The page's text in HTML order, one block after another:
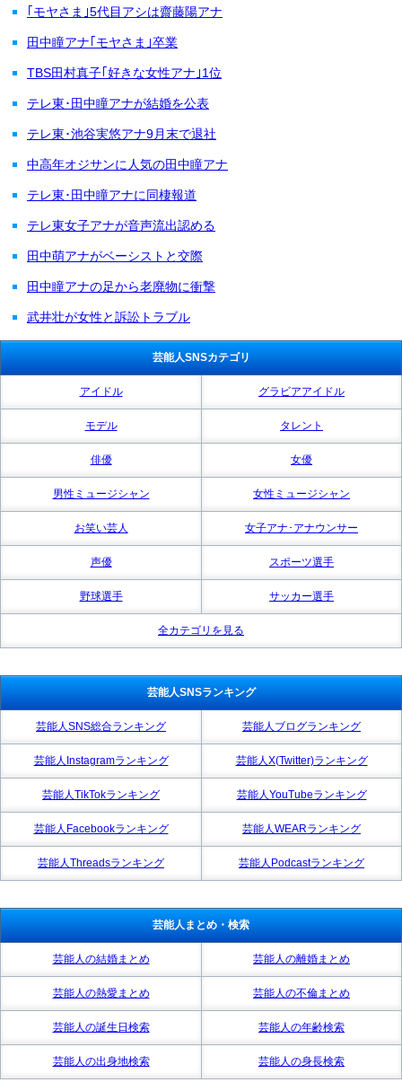
｢モヤさま｣5代目アシは齋藤陽アナ
田中瞳アナ｢モヤさま｣卒業
TBS田村真子｢好きな女性アナ｣1位
テレ東･田中瞳アナが結婚を公表
テレ東･池谷実悠アナ9月末で退社
中高年オジサンに人気の田中瞳アナ
テレ東･田中瞳アナに同棲報道
テレ東女子アナが音声流出認める
田中萌アナがベーシストと交際
田中瞳アナの足から老廃物に衝撃
武井壮が女性と訴訟トラブル
芸能人SNSカテゴリ
アイドル グラビアアイドル
モデル タレント
俳優 女優
男性ミュージシャン 女性ミュージシャン
お笑い芸人 女子アナ･アナウンサー
声優 スポーツ選手
野球選手 サッカー選手
全カテゴリを見る
芸能人SNSランキング
芸能人SNS総合ランキング 芸能人ブログランキング
芸能人Instagramランキング 芸能人X(Twitter)ランキング
芸能人TikTokランキング 芸能人YouTubeランキング
芸能人Facebookランキング 芸能人WEARランキング
芸能人Threadsランキング 芸能人Podcastランキング
芸能人まとめ・検索
芸能人の結婚まとめ 芸能人の離婚まとめ
芸能人の熱愛まとめ 芸能人の不倫まとめ
芸能人の誕生日検索 芸能人の年齢検索
芸能人の出身地検索 芸能人の身長検索